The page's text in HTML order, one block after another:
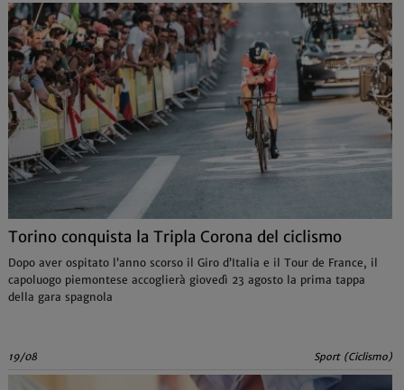
Torino conquista la Tripla Corona del ciclismo
Dopo aver ospitato l’anno scorso il Giro d’Italia e il Tour de France, il
capoluogo piemontese accoglierà giovedì 23 agosto la prima tappa
della gara spagnola
19/08 Sport (Ciclismo)